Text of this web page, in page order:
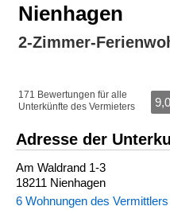
Nienhagen
2-Zimmer-
171 Bewertungen für alle
Unterkünfte des Vermieters
9,0
Adresse der
Am Waldrand 1-3
18211 Nienhagen
6 Wohnungen des